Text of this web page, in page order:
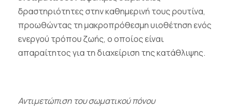
δραστηριότητες στην καθημερινή τους ρουτίνα,
προωθώντας τη μακροπρόθεσμη υιοθέτηση ενός
ενεργού τρόπου ζωής, ο οποίος είναι
απαραίτητος για τη διαχείριση της κατάθλιψης.
Αντιμετώπιση του σωματικού πόνου